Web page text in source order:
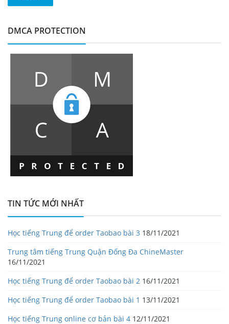
DMCA PROTECTION
TIN TỨC MỚI NHẤT
Học tiếng Trung để order Taobao bài 3 18/11/2021
Trung tâm tiếng Trung Quận Đống Đa ChineMaster
16/11/2021
Học tiếng Trung để order Taobao bài 2 16/11/2021
Học tiếng Trung để order Taobao bài 1 13/11/2021
Học tiếng Trung online cơ bản bài 4 12/11/2021